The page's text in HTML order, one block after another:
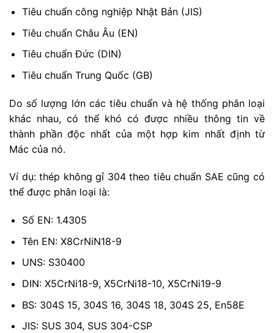
Tiêu chuẩn công nghiệp Nhật Bản (JIS)
Tiêu chuẩn Châu Âu (EN)
Tiêu chuẩn Đức (DIN)
Tiêu chuẩn Trung Quốc (GB)
Do số lượng lớn các tiêu chuẩn và hệ thống phân loại
khác nhau, có thể khó có được nhiều thông tin về
thành phần độc nhất của một hợp kim nhất định từ
Mác của nó.
Ví dụ: thép không gỉ 304 theo tiêu chuẩn SAE cũng có
thể được phân loại là:
Số EN: 1.4305
Tên EN: X8CrNiN18-9
UNS: S30400
DIN: X5CrNi18-9, X5CrNi18-10, X5CrNi19-9
BS: 304S 15, 304S 16, 304S 18, 304S 25, En58E
JIS: SUS 304, SUS 304-CSP